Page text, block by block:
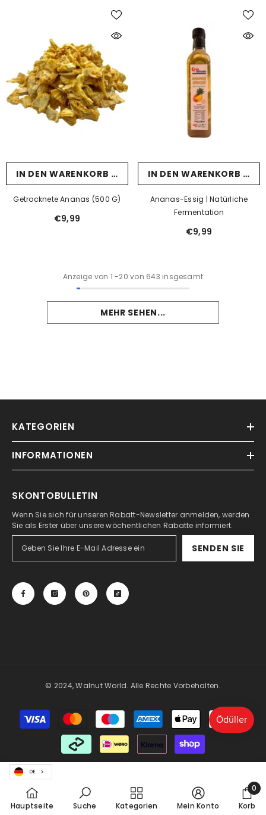
IN DEN WARENKORB LEGEN
Getrocknete Ananas (500 G)
€9,99
IN DEN WARENKORB
Ananas-Essig | Natürliche
Fermentation
€9,99
Anzeige von 1 -20 von 643 insgesamt
MEHR SEHEN...
KATEGORIEN
INFORMATIONEN
SKONTOBULLETIN
Wenn Sie sich für unseren Rabatt-Newsletter anmelden, werden
Sie als Erster über unsere wöchentlichen Rabatte informiert.
SENDEN SIE
© 2024, Walnut World. Alle Rechte Vorbehalten.
Zahlungsmöglichkeiten
DE
Hauptseite Suche Kategorien Mein Konto Korb
0
0
Jetzt kaufen!